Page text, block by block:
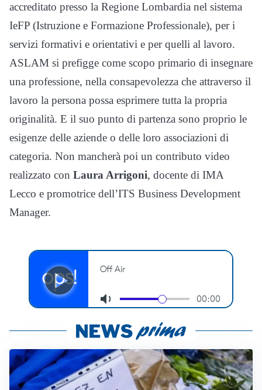
accreditato presso la Regione Lombardia nel sistema
IeFP (Istruzione e Formazione Professionale), per i
servizi formativi e orientativi e per quelli al lavoro.
ASLAM si prefigge come scopo primario di insegnare
una professione, nella consapevolezza che attraverso il
lavoro la persona possa esprimere tutta la propria
originalità. E il suo punto di partenza sono proprio le
esigenze delle aziende o delle loro associazioni di
categoria. Non mancherà poi un contributo video
realizzato con Laura Arrigoni, docente di IMA
Lecco e promotrice dell’ITS Business Development
Manager.